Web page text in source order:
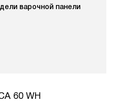
варочной панели
60 WH